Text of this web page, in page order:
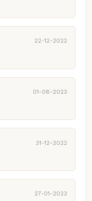
22-12-2022
01-08-2023
31-12-2022
27-01-2023